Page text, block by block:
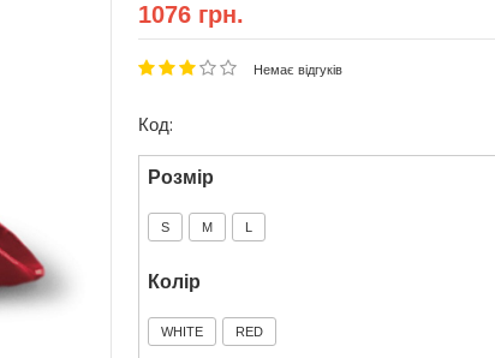
1076 грн.
Немає відгуків
Код:
Розмір
S M L
Колір
WHITE RED